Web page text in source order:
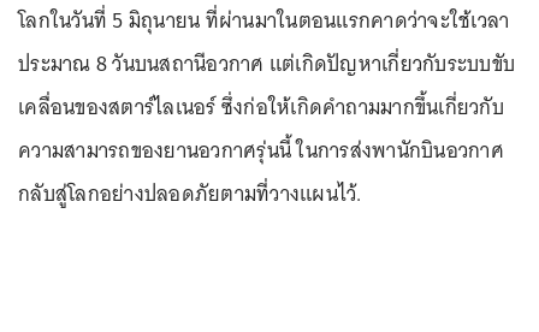
โลกในวันที่ 5 มิถุนายน ที่ผ่านมาในตอนแรกคาดว่าจะใช้เวลา
ประมาณ 8 วันบนสถานีอวกาศ แต่เกิดปัญหาเกี่ยวกับระบบขับ
เคลื่อนของสตาร์ไลเนอร์ ซึ่งก่อให้เกิดคำถามมากขึ้นเกี่ยวกับ
ความสามารถของยานอวกาศรุ่นนี้ ในการส่งพานักบินอวกาศ
กลับสู่โลกอย่างปลอดภัยตามที่วางแผนไว้.